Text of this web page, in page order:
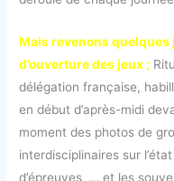
Mais revenons quelques
d’ouverture des jeux ;
délégation française,
en début d’après-midi
moment des photos de
interdisciplinaires sur
d’épreuves, … et les